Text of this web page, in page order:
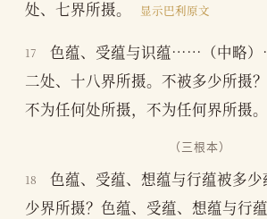
处、七界所摄。
显示巴利原文
17
色蕴、受蕴与识蕴……（中略
二处、十八界所摄。不被多少所摄？
不为任何处所摄，不为任何界所摄。
（三根本）
18
色蕴、受蕴、想蕴与行蕴被多
少界所摄？色蕴、受蕴、想蕴与行